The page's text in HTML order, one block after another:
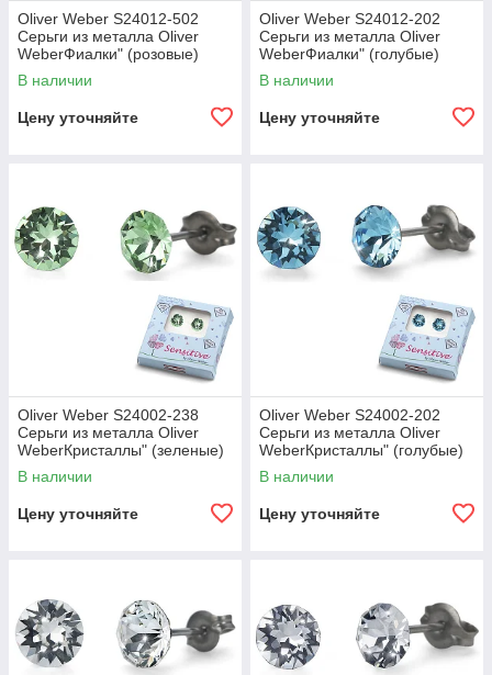
Oliver Weber S24012-502
Серьги из металла Oliver
WeberФиалки" (розовые)
В наличии
Цену уточняйте
Oliver Weber S24012-202
Серьги из металла Oliver
WeberФиалки" (голубые)
В наличии
Цену уточняйте
Oliver Weber S24002-238
Серьги из металла Oliver
WeberКристаллы" (зеленые)
В наличии
Цену уточняйте
Oliver Weber S24002-202
Серьги из металла Oliver
WeberКристаллы" (голубые)
В наличии
Цену уточняйте